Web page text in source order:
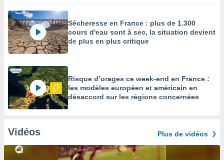
Sécheresse en France : plus de 1.300
cours d'eau sont à sec, la situation devient
de plus en plus critique
Risque d’orages ce week-end en France :
les modèles européen et américain en
désaccord sur les régions concernées
Vidéos Plus de vidéos